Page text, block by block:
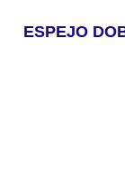
ESPEJO